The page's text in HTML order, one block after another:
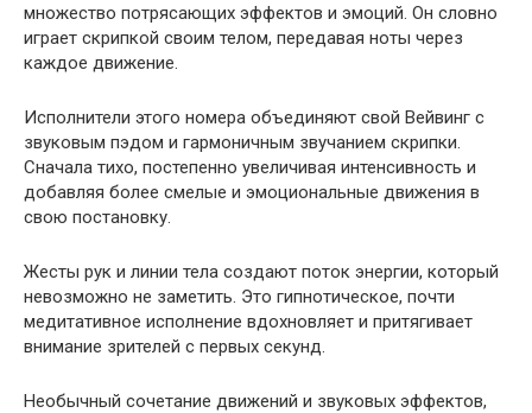
множество потрясающих эффектов и эмоций. Он словно
играет скрипкой своим телом, передавая ноты через
каждое движение.
Исполнители этого номера объединяют свой Вейвинг с
звуковым пэдом и гармоничным звучанием скрипки.
Сначала тихо, постепенно увеличивая интенсивность и
добавляя более смелые и эмоциональные движения в
свою постановку.
Жесты рук и линии тела создают поток энергии, который
невозможно не заметить. Это гипнотическое, почти
медитативное исполнение вдохновляет и притягивает
внимание зрителей с первых секунд.
Необычный сочетание движений и звуковых эффектов,